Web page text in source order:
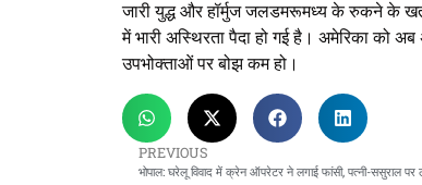
जारी युद्ध और हॉर्मुज जलडमरूमध्य के रुकने के
में भारी अस्थिरता पैदा हो गई है। अमेरिका को
उपभोक्ताओं पर बोझ कम हो।
PREVIOUS
भोपाल: घरेलू विवाद में क्रेन ऑपरेटर ने लगाई फांसी, पत्नी-ससुराल पर